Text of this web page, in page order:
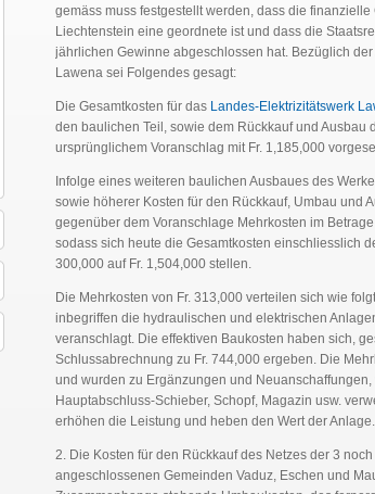
gemäss muss festgestellt werden, dass die
Liechtenstein eine geordnete ist und dass die
jährlichen Gewinne abgeschlossen hat. Bezüglich
Lawena sei Folgendes gesagt:
Die Gesamtkosten für das Landes-Elektrizitätswerk
den baulichen Teil, sowie dem Rückkauf und Ausbau
ursprünglichem Voranschlag mit Fr. 1,185,000
Infolge eines weiteren baulichen Ausbaues des
sowie höherer Kosten für den Rückkauf, Umbau und
gegenüber dem Voranschlage Mehrkosten im
sodass sich heute die Gesamtkosten einschliesslich
300,000 auf Fr. 1,504,000 stellen.
Die Mehrkosten von Fr. 313,000 verteilen sich wie
inbegriffen die hydraulischen und elektrischen
veranschlagt. Die effektiven Baukosten haben sich,
Schlussabrechnung zu Fr. 744,000 ergeben. Die
und wurden zu Ergänzungen und
Hauptabschluss-Schieber, Schopf, Magazin usw.
erhöhen die Leistung und heben den Wert der Anlage.
2. Die Kosten für den Rückkauf des Netzes der 3
angeschlossenen Gemeinden Vaduz, Eschen und